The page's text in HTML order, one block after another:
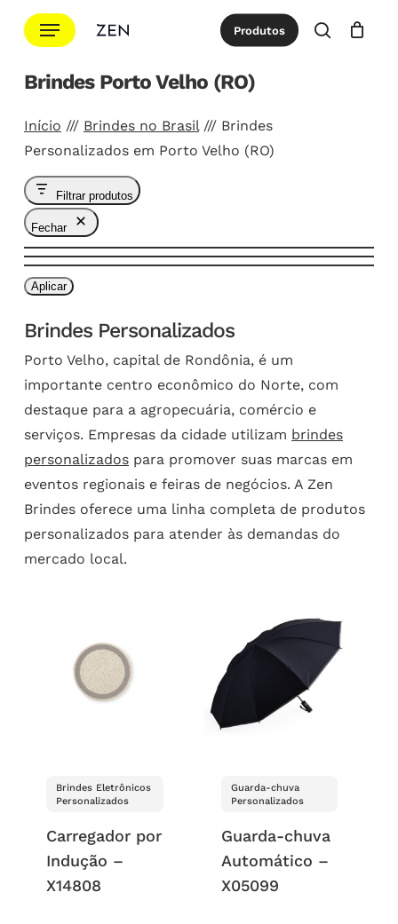
para
conteúdo
Menu Produtos
procurar
Cotação Close
Brindes Porto Velho (RO)
Início /// Brindes no Brasil/// Brindes
Personalizados em Porto Velho (RO)
Filtrar produtos
Fechar
Aplicar
Brindes Personalizados
Porto Velho, capital de Rondônia, é um
importante centro econômico do Norte, com
destaque para a agropecuária, comércio e
serviços. Empresas da cidade utilizam brindes
personalizados para promover suas marcas em
eventos regionais e feiras de negócios. A Zen
Brindes oferece uma linha completa de produtos
personalizados para atender às demandas do
mercado local.
Brindes Eletrônicos
Personalizados
Carregador por
Indução –
X14808
Guarda-chuva
Personalizados
Guarda-chuva
Automático –
X05099